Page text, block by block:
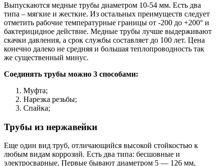
Выпускаются медные трубы диаметром 10-54 мм. Есть два
типа – мягкие и жесткие. Из остальных преимуществ следует
отметить рабочие температурные границы от -200 до +200° и
бактерицидное действие. Медные трубы лучше выдерживают
скачки давления, а срок службы составляет до 100 лет. Цена
конечно далеко не средняя и большая теплопроводность так
же существенный минус.
Соединять трубы можно 3 способами:
Муфта;
Нарезка резьбы;
Спайка;
Трубы из нержавейки
Еще один вид труб, отличающийся высокой стойкостью к
любым видам коррозий. Есть два типа: бесшовные и
электросварные. Первые бывают диаметром 5 — 126 мм,